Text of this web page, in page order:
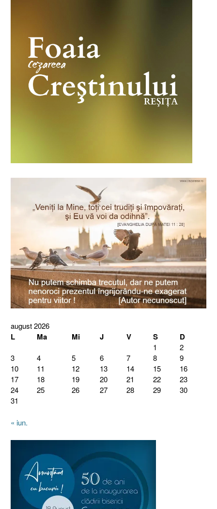
august 2026
L Ma Mi J V S D
1
2
3
4 5 6 7 8
9
10
11 12 13 14 15
16
17
18 19 20 21 22
23
24
25 26 27 28 29
30
31
« iun.